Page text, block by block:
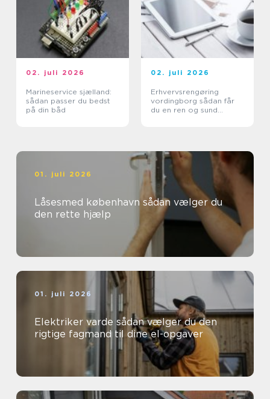
02. juli 2026
Marineservice sjælland:
sådan passer du bedst
på din båd
02. juli 2026
Erhvervsrengøring
vordingborg sådan får
du en ren og sund
01. juli 2026
Låsesmed københavn sådan vælger du
den rette hjælp
01. juli 2026
Elektriker varde sådan vælger du den
rigtige fagmand til dine el-opgaver